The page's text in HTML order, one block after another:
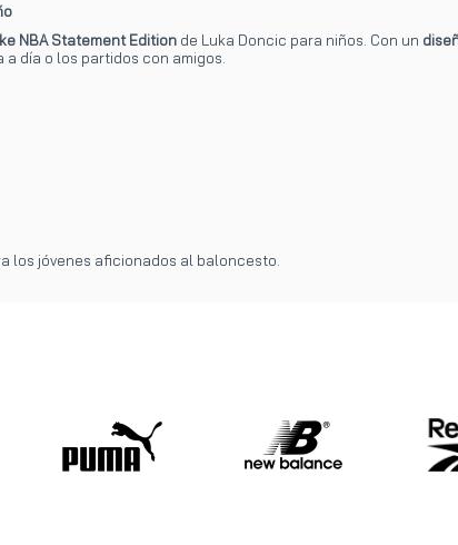
NBA Statement Edition de Luka Doncic para niños. Con un
día o los partidos con amigos.
los jóvenes aficionados al baloncesto.